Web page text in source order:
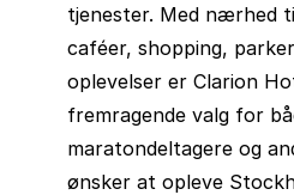
tjenester. Med nærhed
caféer, shopping,
oplevelser er Clarion
fremragende valg for
maratondeltagere og
ønsker at opleve